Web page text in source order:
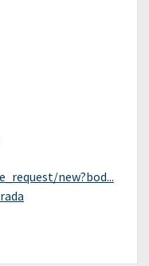
new?bod...